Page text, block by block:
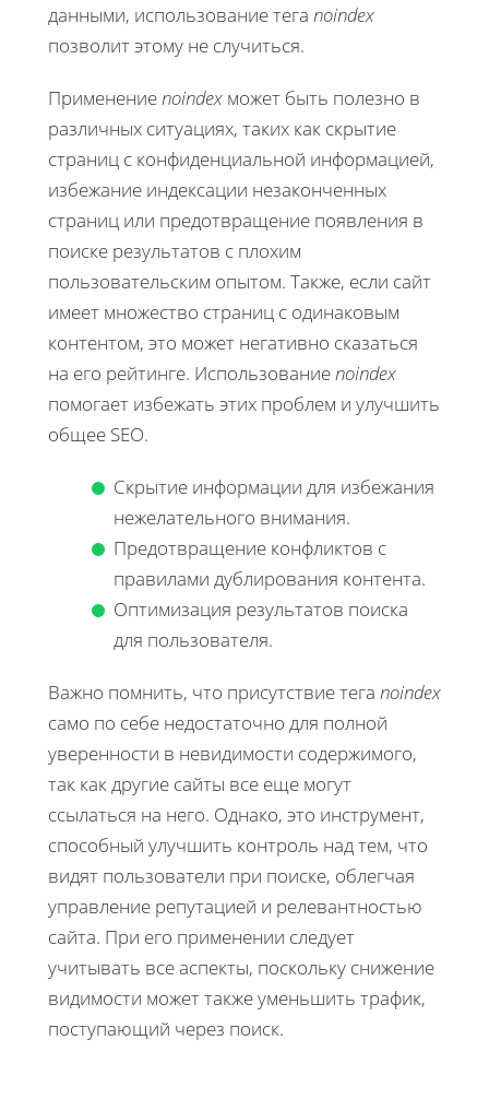
данными, использование тега noindex
позволит этому не случиться.
Применениеnoindex может быть полезно в
различных ситуациях, таких как скрытие
страниц с конфиденциальной информацией,
избежание индексации незаконченных
страниц или предотвращение появления в
поиске результатов с плохим
пользовательским опытом. Также, если сайт
имеет множество страниц с одинаковым
контентом, это может негативно сказаться
на его рейтинге. Использованиеnoindex
помогает избежать этих проблем и улучшить
общее SEO.
Скрытие информации для избежания
нежелательного внимания.
Предотвращение конфликтов с
правилами дублирования контента.
Оптимизация результатов поиска
для пользователя.
Важно помнить, что присутствие тега noindex
само по себе недостаточно для полной
уверенности в невидимости содержимого,
так как другие сайты все еще могут
ссылаться на него. Однако, это инструмент,
способный улучшить контроль над тем, что
видят пользователи при поиске, облегчая
управление репутацией и релевантностью
сайта. При его применении следует
учитывать все аспекты, поскольку снижение
видимости может также уменьшить трафик,
поступающий через поиск.